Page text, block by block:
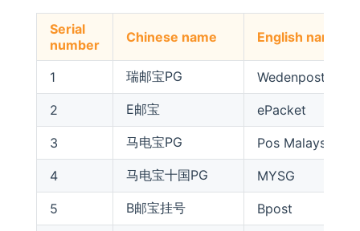
Serial
number
Chinese name English name
1 瑞邮宝PG Wedenpost
2 E邮宝 ePacket
3 马电宝PG Pos Malaysia
4 马电宝十国PG MYSG
5 B邮宝挂号 Bpost